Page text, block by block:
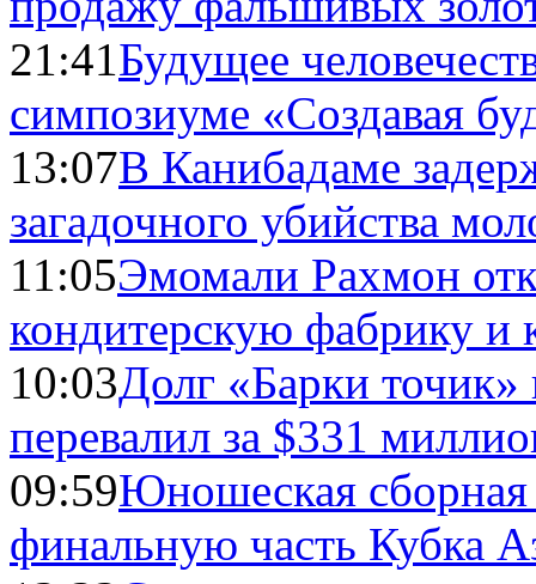
21:41Будущее
симпозиуме «Создавая
13:07В Канибадаме
загадочного убийства
11:05Эмомали Рахмон
кондитерскую фабрику и
10:03Долг «Барки
перевалил за $331
09:59Юношеская
финальную часть Кубка